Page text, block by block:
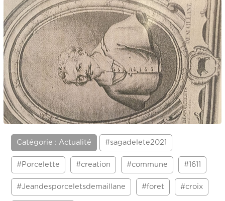
Catégorie : Actualité #sagadelete2021
#Porcelette #creation #commune #1611
#Jeandesporceletsdemaillane #foret #croix